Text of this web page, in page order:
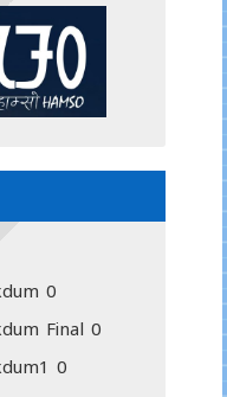
0
Final 0
0